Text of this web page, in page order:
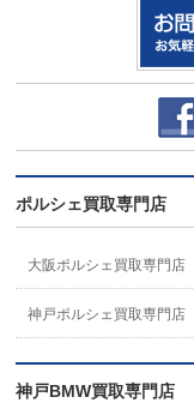
ポルシェ買取専門店
大阪ポルシェ買取専門店
神戸ポルシェ買取専門店
神戸BMW買取専門店